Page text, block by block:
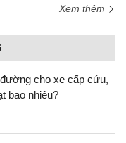
Xem thêm
cho xe cấp cứu,
bao nhiêu?